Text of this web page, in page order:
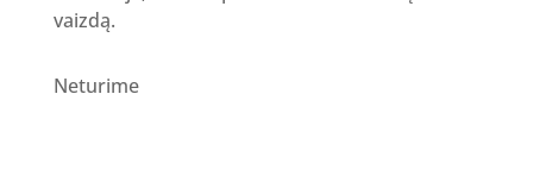
vaizdą.
Neturime